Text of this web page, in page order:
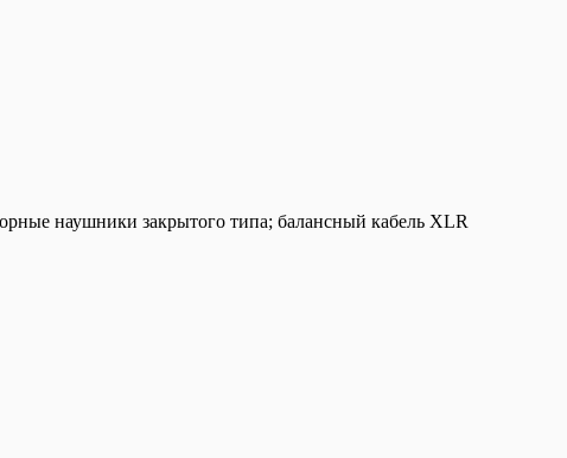
наушники закрытого типа; балансный кабель XLR